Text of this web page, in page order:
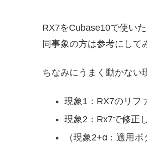
RX7をCubase10で使い
同事象の方は参考にして
ちなみにうまく動かない
現象1：RX7のリフ
現象2：Rx7で修正
（現象2+α：適用